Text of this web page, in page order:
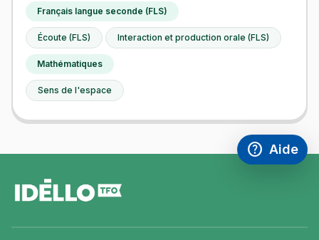
Français langue seconde (FLS)
Écoute (FLS) Interaction et production orale (FLS)
Mathématiques
Sens de l'espace
help
Accéder à
Aide
,Ce lien
de
page